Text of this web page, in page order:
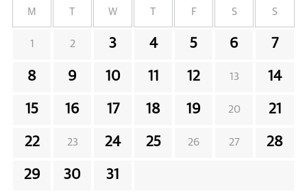
M W F S S
1 2 3 4 5 6 7
8 9 10 11 12 13 14
15 16 17 18 19 20 21
22 23 24 25 26 27 28
29 30 31